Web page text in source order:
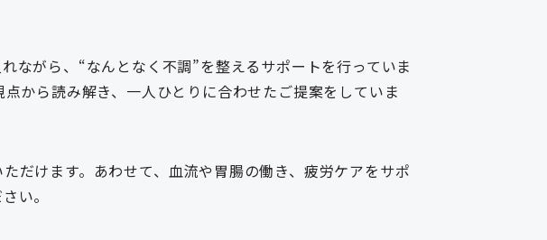
ながら、“なんとなく不調”を整えるサポートを行っていま
から読み解き、一人ひとりに合わせたご提案をしていま
だけます。あわせて、血流や胃腸の働き、疲労ケアをサポ
い。